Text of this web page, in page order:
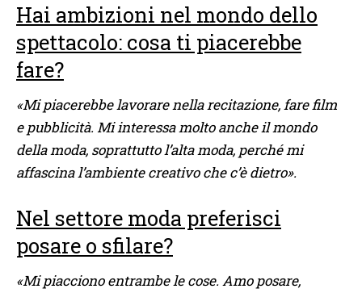
Hai ambizioni nel mondo dello
spettacolo: cosa ti piacerebbe
fare?
«Mi piacerebbe lavorare nella recitazione, fare film
e pubblicità. Mi interessa molto anche il mondo
della moda, soprattutto l’alta moda, perché mi
affascina l’ambiente creativo che c’è dietro».
Nel settore moda preferisci
posare o sfilare?
«Mi piacciono entrambe le cose. Amo posare,